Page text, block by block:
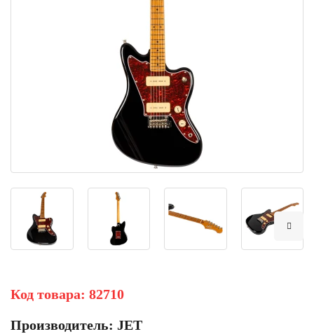
Код товара: 82710
Производитель: JET